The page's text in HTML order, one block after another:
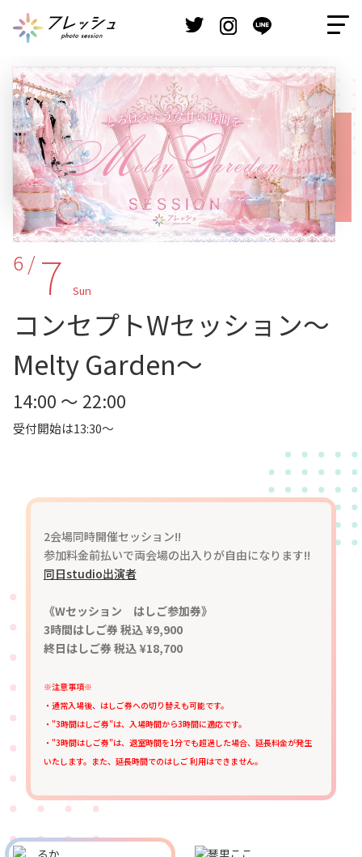
6 / 7 Sun
コンセプトWセッション～
Melty Garden～
14:00 ～ 22:00
受付開始は13:30～
2会場同時開催セッション!!
参加料金前払いで両会場の出入りが自由になります!!
同日studio出演者
《Wセッション はしご参加券》
3時間はしご券 税込 ¥9,900
終日はしご券 税込 ¥18,700
※注意事項※
・通常入場後、はしご券への切り替えも可能です。
・"3時間はしご券"は、入場時間から3時間に適応です。
・"3時間はしご券"は、退室時間を1分でも超過した場合、延長料金が発生
いたします。また、延長時間でのはしご 利用はできません。